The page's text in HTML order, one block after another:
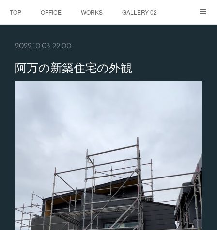
TOP OFFICE WORKS GALLERY 02
2022.10.03 22:00
阿万の新築住宅の外観